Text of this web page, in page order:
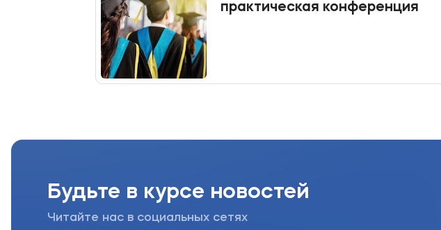
практическая конференция
Будьте в курсе новостей
Читайте нас в социальных сетях